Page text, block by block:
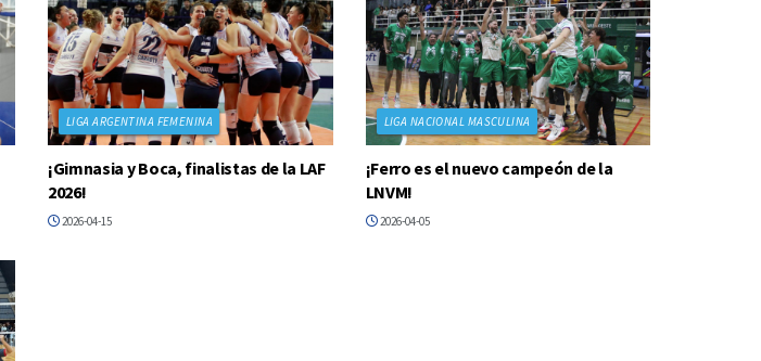
LIGA ARGENTINA FEMENINA
¡Gimnasia y Boca, finalistas de la LAF
2026!
2026-04-15
LIGA NACIONAL MASCULINA
¡Ferro es el nuevo campeón de la
LNVM!
2026-04-05